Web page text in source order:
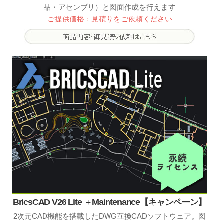
品・アセンブリ）と図面作成を行えます
ご提供価格：見積りをご依頼ください
BricsCAD V26 Lite ＋Maintenance【キャンペーン】
2次元CAD機能を搭載したDWG互換CADソフトウェア。図